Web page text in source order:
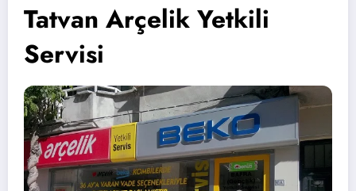
Tatvan Arçelik Yetkili
Servisi